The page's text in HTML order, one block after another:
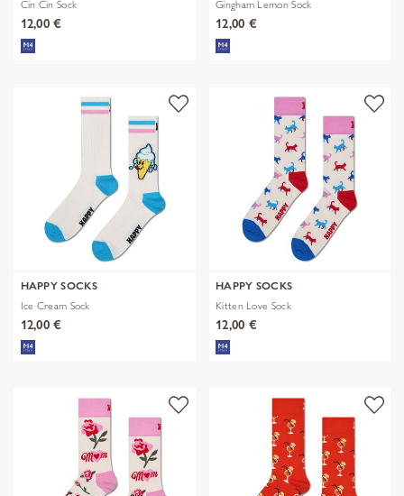
Cin Cin Sock
12,00 €
Gingham Lemon Sock
12,00 €
HAPPY SOCKS
Ice Cream Sock
12,00 €
HAPPY SOCKS
Kitten Love Sock
12,00 €